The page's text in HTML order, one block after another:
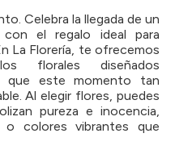
Celebra la llegada de un
el regalo ideal para
La Florería, te ofrecemos
florales diseñados
que este momento tan
Al elegir flores, puedes
pureza e inocencia,
colores vibrantes que